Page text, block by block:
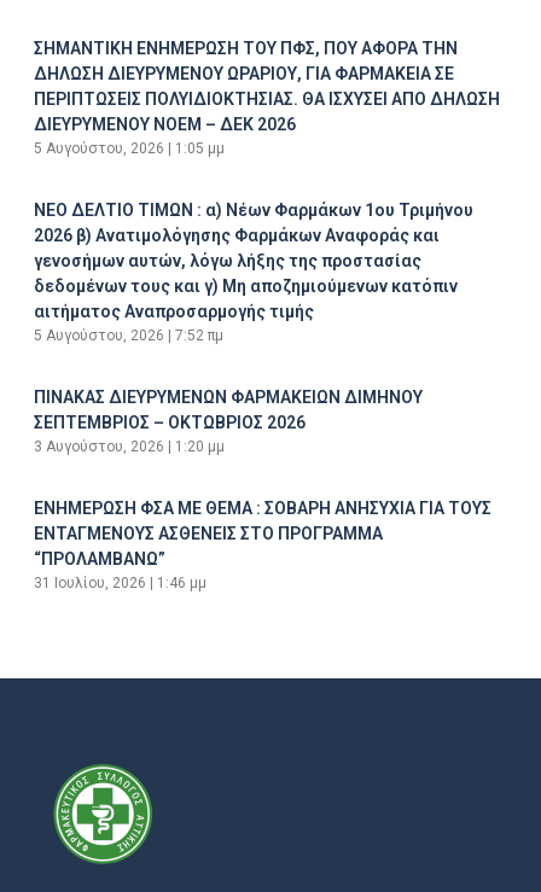
ΣΗΜΑΝΤΙΚΗ ΕΝΗΜΕΡΩΣΗ ΤΟΥ ΠΦΣ, ΠΟΥ ΑΦΟΡΑ ΤΗΝ
ΔΗΛΩΣΗ ΔΙΕΥΡΥΜΕΝΟΥ ΩΡΑΡΙΟΥ, ΓΙΑ ΦΑΡΜΑΚΕΙΑ ΣΕ
ΠΕΡΙΠΤΩΣΕΙΣ ΠΟΛΥΙΔΙΟΚΤΗΣΙΑΣ. ΘΑ ΙΣΧΥΣΕΙ ΑΠΟ ΔΗΛΩΣΗ
ΔΙΕΥΡΥΜΕΝΟΥ ΝΟΕΜ – ΔΕΚ 2026
5 Αυγούστου, 2026 1:05 μμ
ΝΕΟ ΔΕΛΤΙΟ ΤΙΜΩΝ : α) Νέων Φαρμάκων 1ου Τριμήνου
2026 β) Ανατιμολόγησης Φαρμάκων Αναφοράς και
γενοσήμων αυτών, λόγω λήξης της προστασίας
δεδομένων τους και γ) Μη αποζημιούμενων κατόπιν
αιτήματος Αναπροσαρμογής τιμής
5 Αυγούστου, 2026 7:52 πμ
ΠΙΝΑΚΑΣ ΔΙΕΥΡΥΜΕΝΩΝ ΦΑΡΜΑΚΕΙΩΝ ΔΙΜΗΝΟΥ
ΣΕΠΤΕΜΒΡΙΟΣ – ΟΚΤΩΒΡΙΟΣ 2026
3 Αυγούστου, 2026 1:20 μμ
ΕΝΗΜΕΡΩΣΗ ΦΣΑ ΜΕ ΘΕΜΑ : ΣΟΒΑΡΗ ΑΝΗΣΥΧΙΑ ΓΙΑ ΤΟΥΣ
ΕΝΤΑΓΜΕΝΟΥΣ ΑΣΘΕΝΕΙΣ ΣΤΟ ΠΡΟΓΡΑΜΜΑ
“ΠΡΟΛΑΜΒΑΝΩ”
31 Ιουλίου, 2026 1:46 μμ